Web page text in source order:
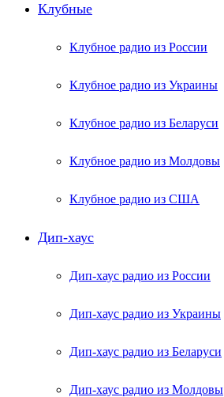
Клубные
Клубное радио из России
Клубное радио из Украины
Клубное радио из Беларуси
Клубное радио из Молдовы
Клубное радио из США
Дип-хаус
Дип-хаус радио из России
Дип-хаус радио из Украины
Дип-хаус радио из Беларуси
Дип-хаус радио из Молдовы